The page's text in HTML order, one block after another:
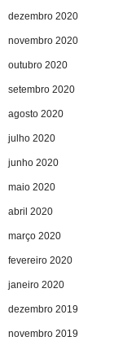
dezembro 2020
novembro 2020
outubro 2020
setembro 2020
agosto 2020
julho 2020
junho 2020
maio 2020
abril 2020
março 2020
fevereiro 2020
janeiro 2020
dezembro 2019
novembro 2019